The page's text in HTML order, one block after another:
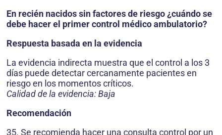
En recién nacidos sin factores de riesgo ¿cuándo se
debe hacer el primer control médico ambulatorio?
Respuesta basada en la evidencia
La evidencia indirecta muestra que el control a los 3
días puede detectar cercanamente pacientes en
riesgo en los momentos críticos.
Calidad de la evidencia: Baja
Recomendación
35. Se recomienda hacer una consulta control por un